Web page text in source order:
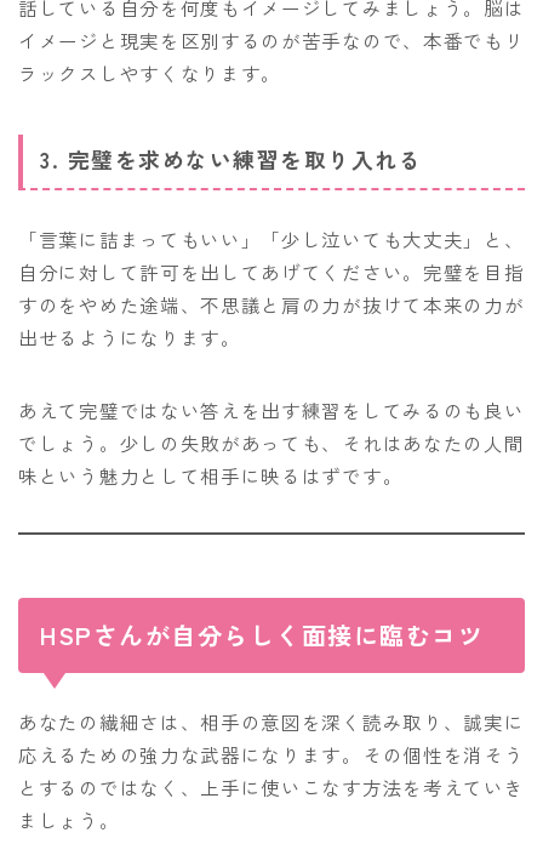
話している自分を何度もイメージしてみましょう。脳は
イメージと現実を区別するのが苦手なので、本番でもリ
ラックスしやすくなります。
3. 完璧を求めない練習を取り入れる
「言葉に詰まってもいい」「少し泣いても大丈夫」と、
自分に対して許可を出してあげてください。完璧を目指
すのをやめた途端、不思議と肩の力が抜けて本来の力が
出せるようになります。
あえて完璧ではない答えを出す練習をしてみるのも良い
でしょう。少しの失敗があっても、それはあなたの人間
味という魅力として相手に映るはずです。
HSPさんが自分らしく面接に臨むコツ
あなたの繊細さは、相手の意図を深く読み取り、誠実に
応えるための強力な武器になります。その個性を消そう
とするのではなく、上手に使いこなす方法を考えていき
ましょう。